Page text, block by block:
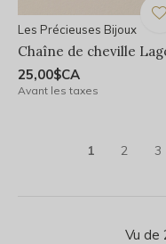
Les Précieuses Bijoux
Chaîne de cheville
25,00$CA
Avant les taxes
1 2 3
Vu de